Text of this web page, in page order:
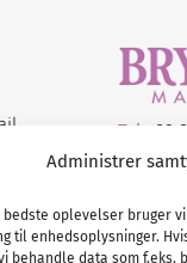
Administrer
bedste oplevelser bruger
til enhedsoplysninger.
behandle data som
Tel :
89
E-post:
© All
Org.nr: